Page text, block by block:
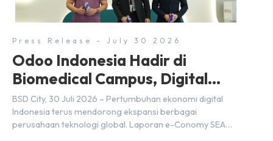
Kebutuhan tersebut menjadikan pengembangan sumber
daya […]
Press Release - July 30 2026
Odoo Indonesia Hadir di
Biomedical Campus, Digital
Hub, BSD City
BSD City, 30 Juli 2026 – Pertumbuhan ekonomi digital
Indonesia terus mendorong ekspansi berbagai
perusahaan teknologi global. Laporan e-Conomy SEA